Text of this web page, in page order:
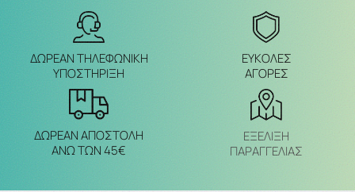
ΔΩΡΕΑΝ ΤΗΛΕΦΩΝΙΚΗ
ΥΠΟΣΤΗΡΙΞΗ
ΕΥΚΟΛΕΣ
ΑΓΟΡΕΣ
ΔΩΡΕΑΝ ΑΠΟΣΤΟΛΗ
ΑΝΩ ΤΩΝ 45€
ΕΞΈΛΙΞΗ
ΠΑΡΑΓΓΕΛΙΑΣ